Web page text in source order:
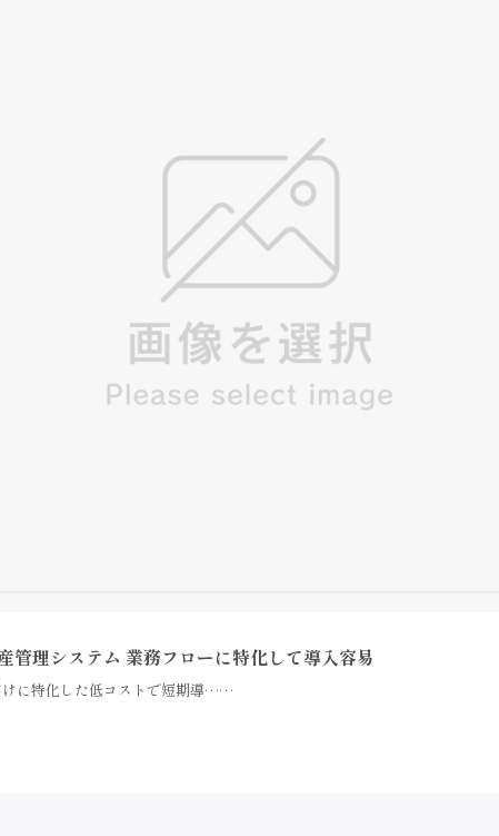
理システム 業務フローに特化して導入容易
に特化した低コストで短期導……